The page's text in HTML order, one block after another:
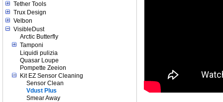
Tether Tools
Trux Design
Velbon
VisibleDust
Arctic Butterfly
Tamponi
Liquidi pulizia
Quasar Loupe
Pompette Zeeion
Kit EZ Sensor Cleaning
Sensor Clean
Vdust Plus
Smear Away